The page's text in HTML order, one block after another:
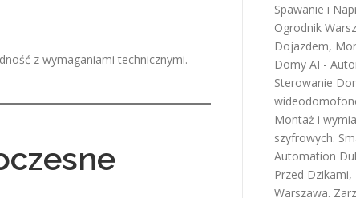
z wymaganiami technicznymi.
Spawanie i
Ogrodnik
Dojazdem,
Domy AI -
Sterowanie
Montaż i
szyfrowych.
Automation
Przed Dzikami,
Warszawa.